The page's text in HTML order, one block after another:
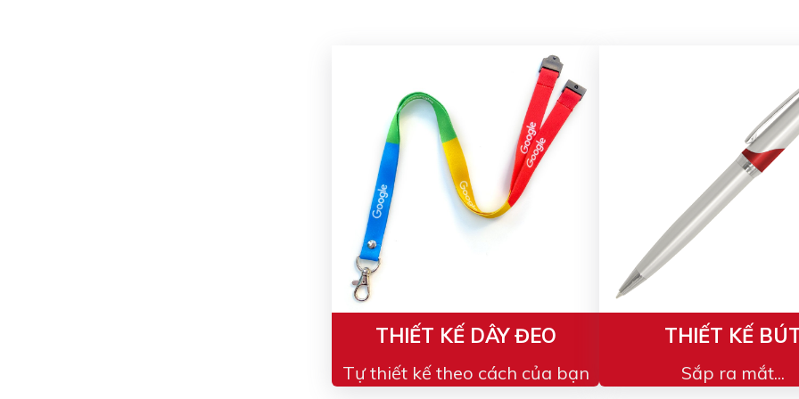
THIẾT KẾ DÂY ĐEO
Tự thiết kế theo cách của bạn
THIẾT KẾ
Sắp ra mắt...